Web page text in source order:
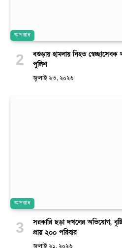
অপরাধ
বগুড়ায় হামলায় নিহত
পুলিশ
জুলাই ২৩, ২০২৬
অপরাধ
সরকারি ছড়া দখলের অভিযোগ,
প্রায় ২০০ পরিবার
জুলাই ২১, ২০২৬